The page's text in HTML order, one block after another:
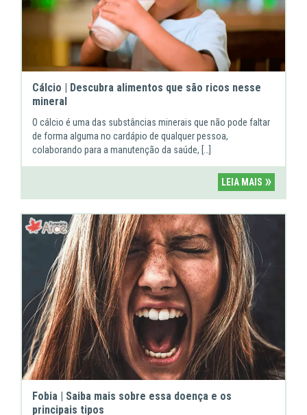
Cálcio | Descubra alimentos que são ricos nesse
mineral
O cálcio é uma das substâncias minerais que não pode faltar
de forma alguma no cardápio de qualquer pessoa,
colaborando para a manutenção da saúde, […]
LEIA MAIS »
Fobia | Saiba mais sobre essa doença e os
principais tipos